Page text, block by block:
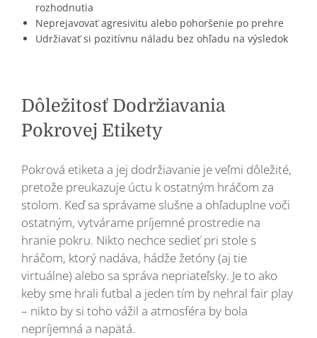
rozhodnutia
Neprejavovať agresivitu alebo pohoršenie po prehre
Udržiavať si pozitívnu náladu bez ohľadu na výsledok
Dôležitosť Dodržiavania
Pokrovej Etikety
Pokrová etiketa a jej dodržiavanie je veľmi dôležité,
pretože preukazuje úctu k ostatným hráčom za
stolom. Keď sa správame slušne a ohľaduplne voči
ostatným, vytvárame príjemné prostredie na
hranie pokru. Nikto nechce sedieť pri stole s
hráčom, ktorý nadáva, hádže žetóny (aj tie
virtuálne) alebo sa správa nepriateľsky. Je to ako
keby sme hrali futbal a jeden tím by nehral fair play
– nikto by si toho vážil a atmosféra by bola
nepríjemná a napätá.